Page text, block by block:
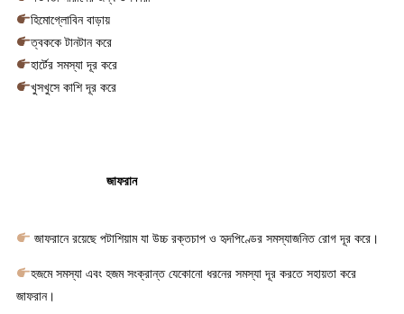
হিমোগ্লোবিন বাড়ায়
ত্বককে টানটান করে
হার্টের সমস্যা দূর করে
খুসখুসে কাশি দূর করে
জাফরান
জাফরানে রয়েছে পটাশিয়াম যা উচ্চ রক্তচাপ ও হৃদপিণ্ডের সমস্যাজনিত রোগ দূর করে।
হজমে সমস্যা এবং হজম সংক্রান্ত যেকোনো ধরনের সমস্যা দূর করতে সহায়তা করে
জাফরান।